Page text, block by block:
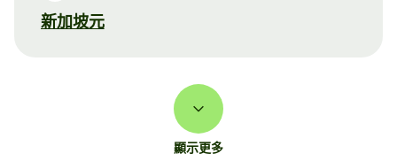
新加坡元
顯示更多